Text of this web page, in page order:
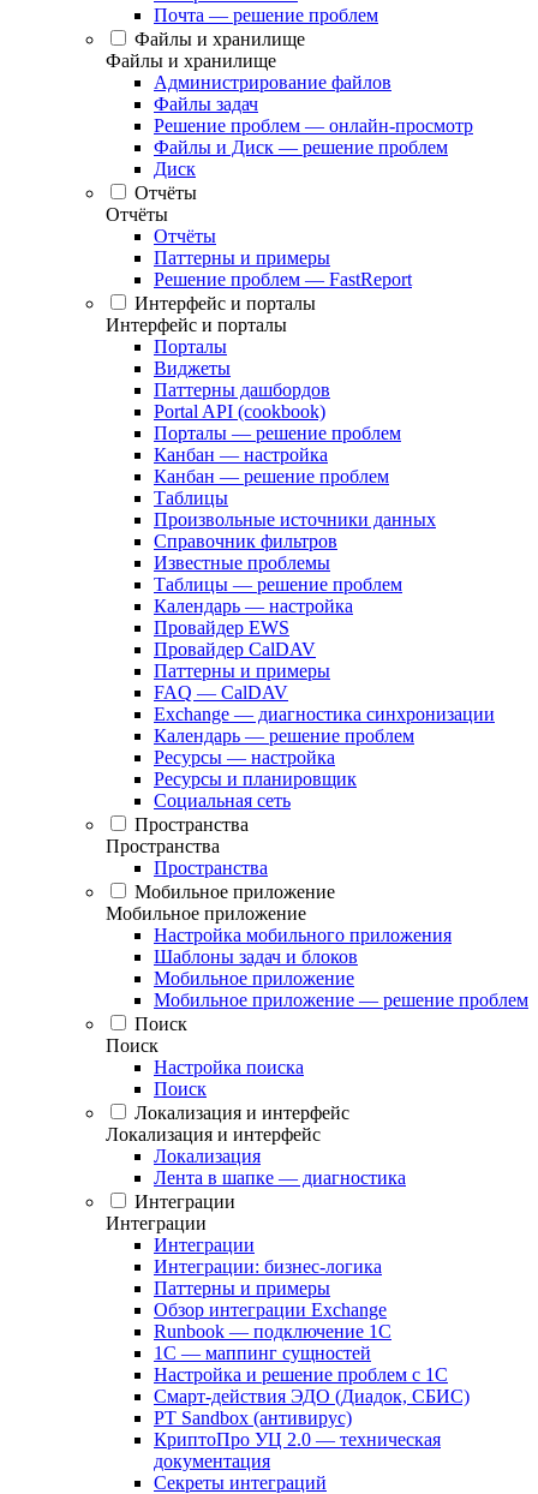
Почта — решение проблем
Файлы и хранилище
Файлы и хранилище
Администрирование файлов
Файлы задач
Решение проблем — онлайн-просмотр
Файлы и Диск — решение проблем
Диск
Отчёты
Отчёты
Отчёты
Паттерны и примеры
Решение проблем — FastReport
Интерфейс и порталы
Интерфейс и порталы
Порталы
Виджеты
Паттерны дашбордов
Portal API (cookbook)
Порталы — решение проблем
Канбан — настройка
Канбан — решение проблем
Таблицы
Произвольные источники данных
Справочник фильтров
Известные проблемы
Таблицы — решение проблем
Календарь — настройка
Провайдер EWS
Провайдер CalDAV
Паттерны и примеры
FAQ — CalDAV
Exchange — диагностика синхронизации
Календарь — решение проблем
Ресурсы — настройка
Ресурсы и планировщик
Социальная сеть
Пространства
Пространства
Пространства
Мобильное приложение
Мобильное приложение
Настройка мобильного приложения
Шаблоны задач и блоков
Мобильное приложение
Мобильное приложение — решение проблем
Поиск
Поиск
Настройка поиска
Поиск
Локализация и интерфейс
Локализация и интерфейс
Локализация
Лента в шапке — диагностика
Интеграции
Интеграции
Интеграции
Интеграции: бизнес-логика
Паттерны и примеры
Обзор интеграции Exchange
Runbook — подключение 1С
1С — маппинг сущностей
Настройка и решение проблем с 1С
Смарт-действия ЭДО (Диадок, СБИС)
PT Sandbox (антивирус)
КриптоПро УЦ 2.0 — техническая
документация
Секреты интеграций